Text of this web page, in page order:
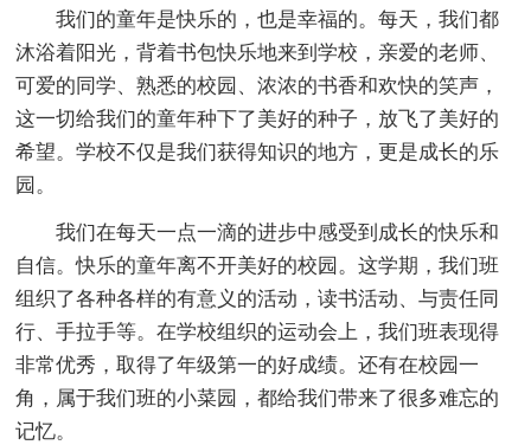
我们的童年是快乐的，也是幸福的。每天，我们都
沐浴着阳光，背着书包快乐地来到学校，亲爱的老师、
可爱的同学、熟悉的校园、浓浓的书香和欢快的笑声，
这一切给我们的童年种下了美好的种子，放飞了美好的
希望。学校不仅是我们获得知识的地方，更是成长的乐
园。
我们在每天一点一滴的进步中感受到成长的快乐和
自信。快乐的童年离不开美好的校园。这学期，我们班
组织了各种各样的有意义的活动，读书活动、与责任同
行、手拉手等。在学校组织的运动会上，我们班表现得
非常优秀，取得了年级第一的好成绩。还有在校园一
角，属于我们班的小菜园，都给我们带来了很多难忘的
记忆。